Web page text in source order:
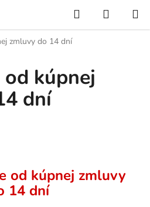
Hľadať
KOŠÍK
zmluvy do 14 dní
kúpnej
dní
od kúpnej zmluvy
14 dní